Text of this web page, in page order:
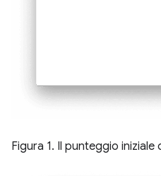
Figura 1. Il punteggio iniziale